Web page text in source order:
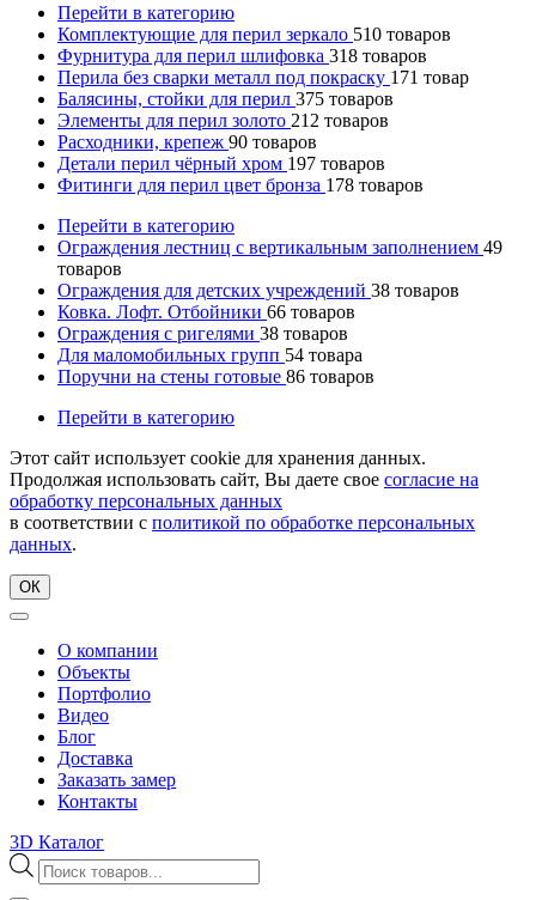
Перейти в категорию
Комплектующие для перил зеркало 510 товаров
Фурнитура для перил шлифовка 318 товаров
Перила без сварки металл под покраску 171 товар
Балясины, стойки для перил 375 товаров
Элементы для перил золото 212 товаров
Расходники, крепеж 90 товаров
Детали перил чёрный хром 197 товаров
Фитинги для перил цвет бронза 178 товаров
Перейти в категорию
Ограждения лестниц с вертикальным заполнением 49
товаров
Ограждения для детских учреждений 38 товаров
Ковка. Лофт. Отбойники 66 товаров
Ограждения с ригелями 38 товаров
Для маломобильных групп 54 товара
Поручни на стены готовые 86 товаров
Перейти в категорию
Этот сайт использует cookie для хранения данных.
Продолжая использовать сайт, Вы даете свое согласие на
обработку персональных данных
в соответствии с политикой по обработке персональных
данных.
ОК
О компании
Объекты
Портфолио
Видео
Блог
Доставка
Заказать замер
Контакты
3D Каталог
Поиск
товаров